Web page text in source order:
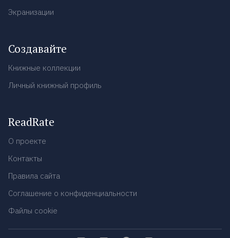
Экранизации
Создавайте
Книжные коллекции
Личный книжный профиль
ReadRate
О проекте
Контакты
Правила сайта
Соглашение о конфиденциальности
Файлы cookie